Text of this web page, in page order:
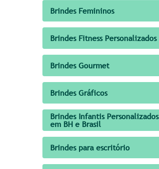
Brindes Femininos
Brindes Fitness Personalizados
Brindes Gourmet
Brindes Gráficos
Brindes Infantis Personalizados
em BH e Brasil
Brindes para escritório